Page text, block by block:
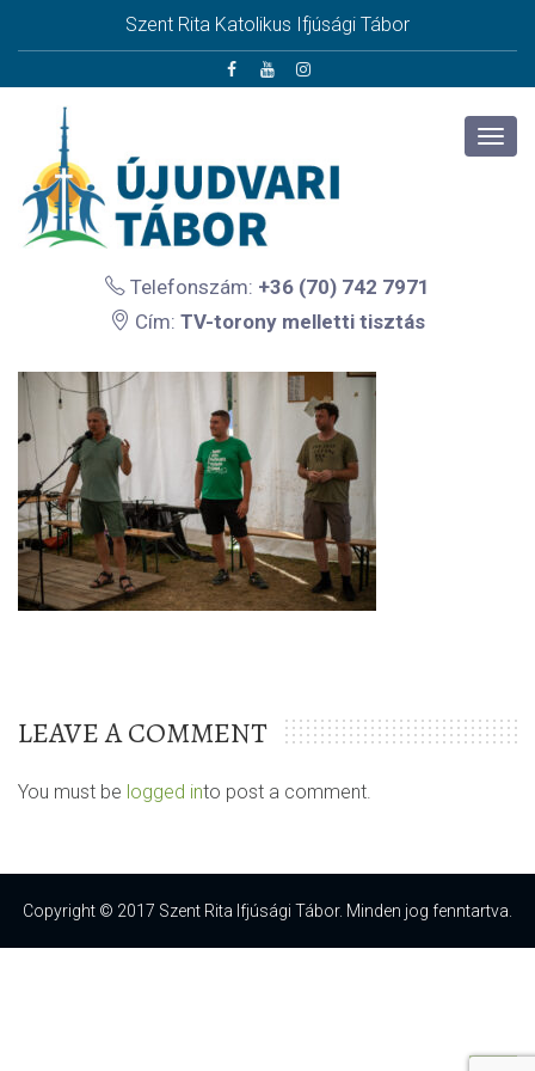
Szent Rita Katolikus Ifjúsági Tábor
Telefonszám: +36 (70) 742 7971
Cím: TV-torony melletti tisztás
LEAVE A COMMENT
You must be logged into post a comment.
Copyright © 2017 Szent Rita Ifjúsági Tábor. Minden jog fenntartva.